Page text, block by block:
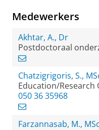
Medewerkers
Akhtar, A., Dr
Postdoctoraal
Chatzigrigoris, S.,
Education/Research
050 36 35968
Farzannasab, M., MSc